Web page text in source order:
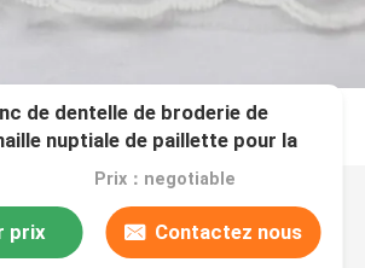
de dentelle de broderie de
nuptiale de paillette pour la
Prix：negotiable
prix Contactez nous